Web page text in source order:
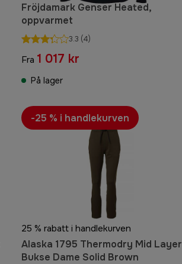
Fröjdamark Genser Heated,
oppvarmet
3.3 (4)
Fra 1 017 kr
På lager
25 % rabatt i handlekurven
Alaska 1795 Thermodry Mid Layer
Bukse Dame Solid Brown
-25 % i handlekurven